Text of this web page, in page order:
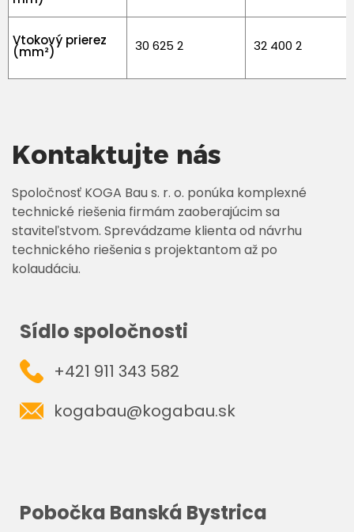
Vtokový prierez
(mm²) 30 625 2 32 400 2
Kontaktujte nás
Spoločnosť KOGA Bau s. r. o. ponúka komplexné
technické riešenia firmám zaoberajúcim sa
staviteľstvom. Sprevádzame klienta od návrhu
technického riešenia s projektantom až po
kolaudáciu.
Sídlo spoločnosti
+421 911 343 582
kogabau@kogabau.sk
Pobočka Banská Bystrica